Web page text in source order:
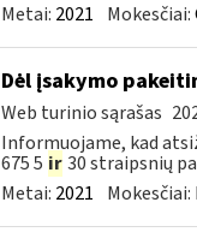
Metai: 2021 Mokesčiai:
Dėl įsakymo
Web turinio sąrašas
Informuojame, kad
675 5 ir 30 straipsnių
Metai: 2021 Mokesčiai: